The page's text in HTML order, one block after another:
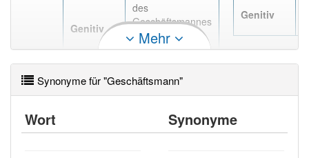
Genitiv
des
Geschäftsmannes
, des
Geschäftsmanns
Genitiv
Mehr
Synonyme für "Geschäftsmann"
Wort Synonyme